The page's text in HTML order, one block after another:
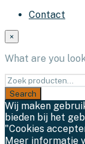
Contact
×
What are you
Wij maken
bieden bij het
"Cookies
Meer informatie